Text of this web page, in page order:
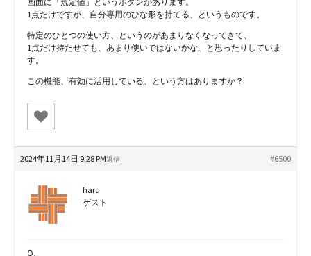
1点だけですが、自分専用のひな形を持てる、というものです。
特定のひとつの使い方、というのがあまりなくなってきて、
1点だけ持たせても、あまり使いではないかな、と思ったりしていま
す。
この機能、有効に活用している、という方はありますか？
2024年11月14日 9:28 PM #6500
返信
haru
ゲスト
Q.